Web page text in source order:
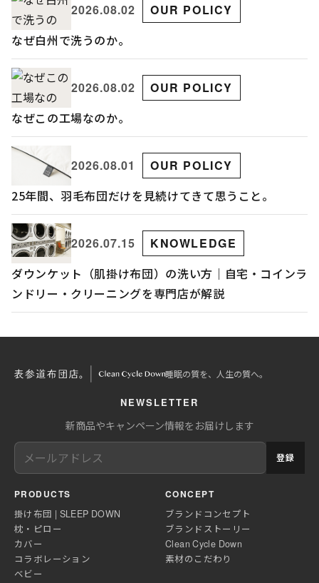
2026.08.02 OUR POLICY
なぜ白州で洗うのか。
2026.08.02 OUR POLICY
なぜこの工場なのか。
2026.08.01 OUR POLICY
25年間、羽毛布団だけを見続けてきて思うこと。
2026.07.15 KNOWLEDGE
ダウンケット（肌掛け布団）の洗い方｜自宅・コインラ
ンドリー・クリーニングを専門店が解説
睡眠の質を、人生の質へ。
NEWSLETTER
新商品やキャンペーン情報をお届けします
登録
PRODUCTS
掛け布団 | SLEEP DOWN
枕・ピロー
カバー
コラボレーション
ベビー
CONCEPT
ブランドコンセプト
ブランドストーリー
Clean Cycle Down
素材のこだわり